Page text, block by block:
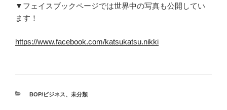
▼フェイスブックページでは世界中の写真も公開してい
ます！
https://www.facebook.com/katsukatsu.nikki
カ
BOP/ビジネス、 未分類